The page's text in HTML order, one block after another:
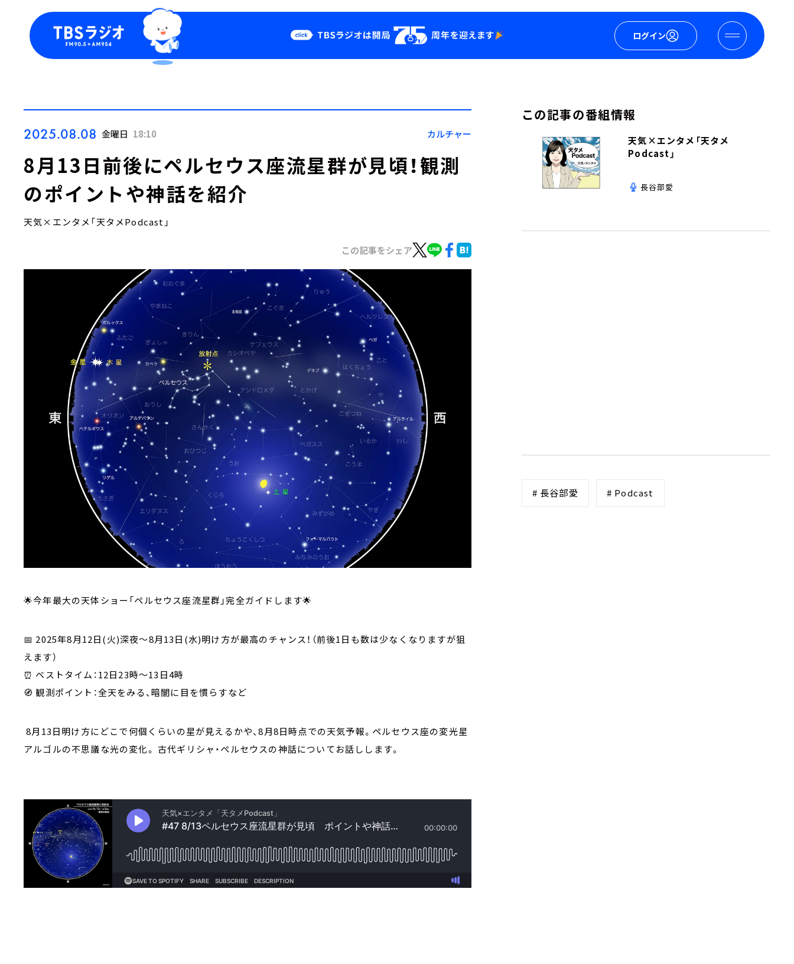
ログイン
Podcast
YouTube
2025.08.08 金曜日 18:10 カルチャー
8月13日前後にペルセウス座流星群が見頃！観測
のポイントや神話を紹介
天気×エンタメ「天タメPodcast」
この記事をシェア
🌟今年最大の天体ショー「ペルセウス座流星群」完全ガイドします🌟
📅 2025年8月12日(火)深夜～8月13日(水)明け方が最高のチャンス！（前後1日も数は少なくなりますが狙
えます）
⏰ ベストタイム：12日23時～13日4時
🧭 観測ポイント：全天をみる、暗闇に目を慣らすなど
8月13日明け方にどこで何個くらいの星が見えるかや、8月8日時点での天気予報。ペルセウス座の変光星
アルゴルの不思議な光の変化。 古代ギリシャ・ペルセウスの神話についてお話しします。
この記事の番組情報
天気×エンタメ「天タメ
Podcast」
長谷部愛
# 長谷部愛 # Podcast